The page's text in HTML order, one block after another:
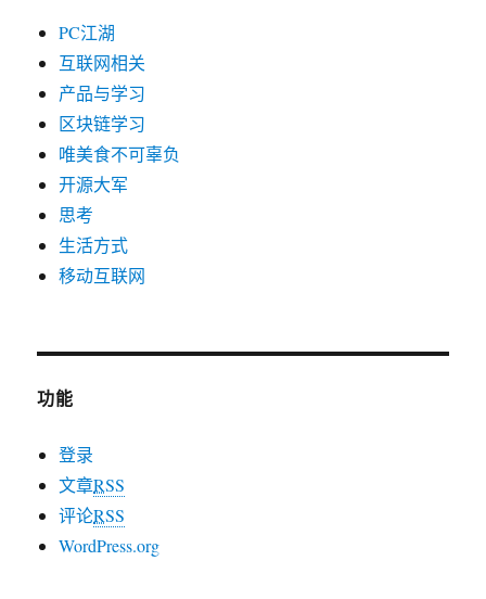
PC江湖
互联网相关
产品与学习
区块链学习
唯美食不可辜负
开源大军
思考
生活方式
移动互联网
功能
登录
文章RSS
评论RSS
WordPress.org